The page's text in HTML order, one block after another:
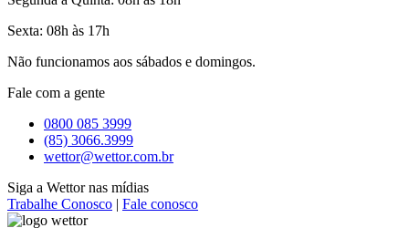
Sexta: 08h às 17h
Não funcionamos aos sábados e domingos.
Fale com a gente
0800 085 3999
(85) 3066.3999
wettor@wettor.com.br
Siga a Wettor nas mídias
Trabalhe Conosco | Fale conosco